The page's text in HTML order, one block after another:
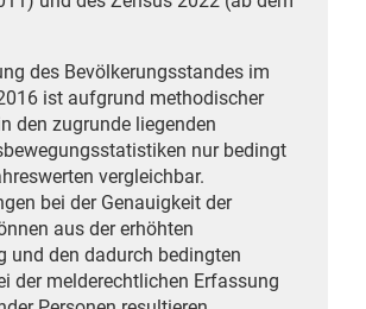
des Bevölkerungsstandes im
ist aufgrund methodischer
den zugrunde liegenden
nur bedingt
vergleichbar.
bei der Genauigkeit der
aus der erhöhten
und den dadurch bedingten
der melderechtlichen Erfassung